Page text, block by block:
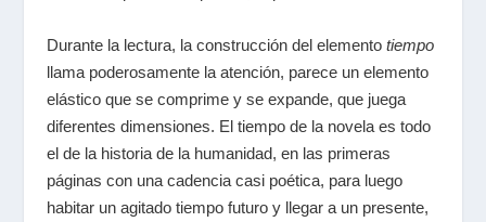
Durante la lectura, la construcción del elemento tiempo
llama poderosamente la atención, parece un elemento
elástico que se comprime y se expande, que juega
diferentes dimensiones. El tiempo de la novela es todo
el de la historia de la humanidad, en las primeras
páginas con una cadencia casi poética, para luego
habitar un agitado tiempo futuro y llegar a un presente,